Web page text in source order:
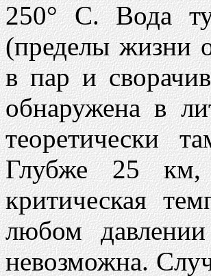
250° С. Вода
(пределы жизни
в пар и
обнаружена в
теоретически
Глубже 25 км,
критическая
любом
невозможна.